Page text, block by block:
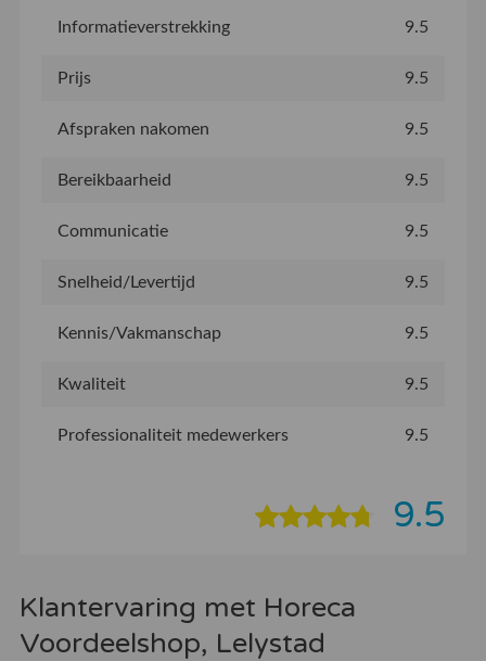
Informatieverstrekking 9.5
Prijs 9.5
Afspraken nakomen 9.5
Bereikbaarheid 9.5
Communicatie 9.5
Snelheid/Levertijd 9.5
Kennis/Vakmanschap 9.5
Kwaliteit 9.5
Professionaliteit medewerkers 9.5
9.5
Klantervaring met Horeca
Voordeelshop, Lelystad